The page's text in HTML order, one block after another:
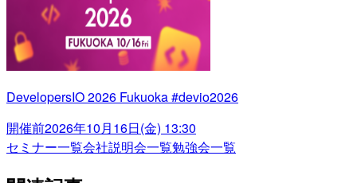
DevelopersIO 2026 Fukuoka #devio2026
開催前2026年10月16日(金) 13:30
セミナー一覧会社説明会一覧勉強会一覧